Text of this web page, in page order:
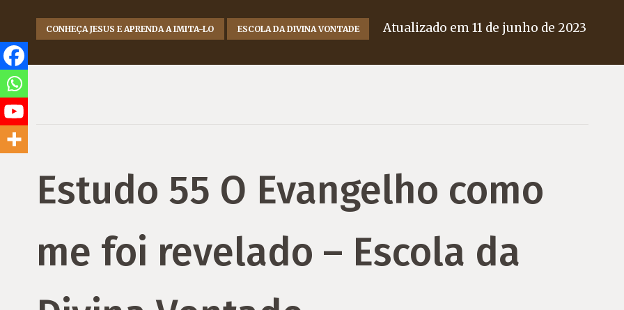
CONHEÇA JESUS E APRENDA A IMITA-LO ESCOLA DA DIVINA VONTADE Atualizado em11 de junho de 2023
Estudo 55 O Evangelho como
me foi revelado – Escola da